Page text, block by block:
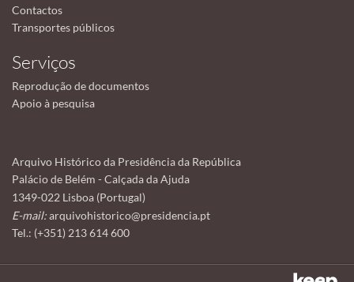
Contactos
Transportes públicos
Serviços
Reprodução de documentos
Apoio à pesquisa
Arquivo Histórico da Presidência da República
Palácio de Belém - Calçada da Ajuda
1349-022 Lisboa (Portugal)
E-mail:arquivohistorico@presidencia.pt
Tel.: (+351) 213 614 600